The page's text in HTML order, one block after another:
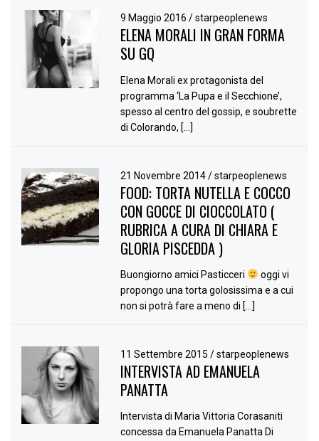
9 Maggio 2016/ starpeoplenews
ELENA MORALI IN GRAN FORMA
SU GQ
Elena Morali ex protagonista del
programma ‘La Pupa e il Secchione’,
spesso al centro del gossip, e soubrette
di Colorando, […]
21 Novembre 2014/ starpeoplenews
FOOD: TORTA NUTELLA E COCCO
CON GOCCE DI CIOCCOLATO (
RUBRICA A CURA DI CHIARA E
GLORIA PISCEDDA )
Buongiorno amici Pasticceri
oggi vi
propongo una torta golosissima e a cui
non si potrà fare a meno di […]
11 Settembre 2015/ starpeoplenews
INTERVISTA AD EMANUELA
PANATTA
Intervista di Maria Vittoria Corasaniti
concessa da Emanuela Panatta Di